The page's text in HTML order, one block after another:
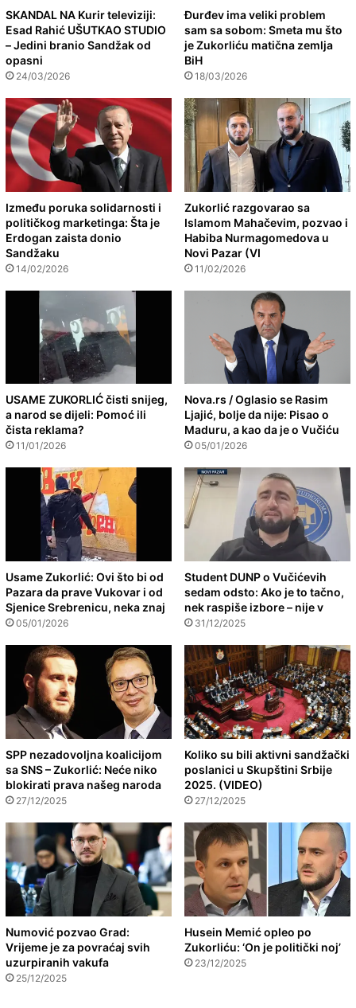
SKANDAL NA Kurir televiziji:
Esad Rahić UŠUTKAO STUDIO
– Jedini branio Sandžak od
opasni
24/03/2026
Đurđev ima veliki problem
sam sa sobom: Smeta mu što
je Zukorliću matična zemlja
BiH
18/03/2026
Između poruka solidarnosti i
političkog marketinga: Šta je
Erdogan zaista donio
Sandžaku
14/02/2026
Zukorlić razgovarao sa
Islamom Mahačevim, pozvao i
Habiba Nurmagomedova u
Novi Pazar (VI
11/02/2026
USAME ZUKORLIĆ čisti snijeg,
a narod se dijeli: Pomoć ili
čista reklama?
11/01/2026
Nova.rs / Oglasio se Rasim
Ljajić, bolje da nije: Pisao o
Maduru, a kao da je o Vučiću
05/01/2026
Usame Zukorlić: Ovi što bi od
Pazara da prave Vukovar i od
Sjenice Srebrenicu, neka znaj
05/01/2026
Student DUNP o Vučićevih
sedam odsto: Ako je to tačno,
nek raspiše izbore – nije v
31/12/2025
SPP nezadovoljna koalicijom
sa SNS – Zukorlić: Neće niko
blokirati prava našeg naroda
27/12/2025
Koliko su bili aktivni sandžački
poslanici u Skupštini Srbije
2025. (VIDEO)
27/12/2025
Numović pozvao Grad:
Vrijeme je za povraćaj svih
uzurpiranih vakufa
25/12/2025
Husein Memić opleo po
Zukorliću: ‘On je politički noj’
23/12/2025